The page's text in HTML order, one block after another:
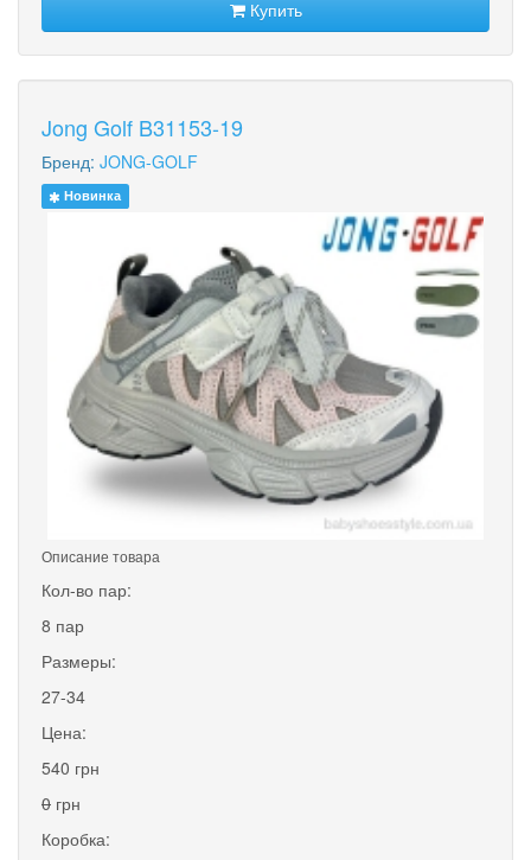
Купить
Jong Golf B31153-19
Бренд: JONG-GOLF
Новинка
Описание товара
Кол-во пар:
8 пар
Размеры:
27-34
Цена:
540 грн
0 грн
Коробка: